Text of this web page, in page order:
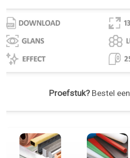
Proefstuk?Bestel een